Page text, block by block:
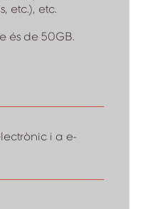
etc.), etc.
és de 50GB.
i a e-